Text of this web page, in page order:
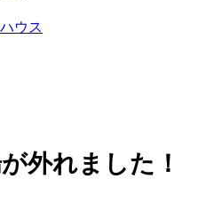
ウス
外れました！